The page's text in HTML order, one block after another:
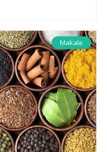
Makale